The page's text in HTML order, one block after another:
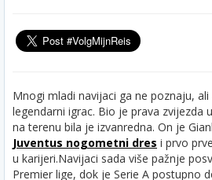
Mnogi mladi navijaci ga ne poznaju,
legendarni igrac. Bio je prava zvijezda
na terenu bila je izvanredna. On je
Juventus nogometni dres i prvo
u karijeri.Navijaci sada više pažnje
Premier lige, dok je Serie A postupno